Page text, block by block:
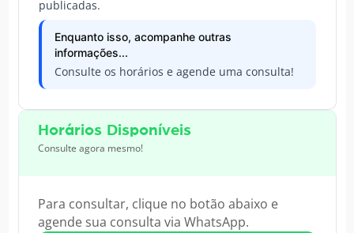
publicadas.
Enquanto isso, acompanhe outras
informações...
Consulte os horários e agende uma consulta!
Horários Disponíveis
Consulte agora mesmo!
Para consultar, clique no botão abaixo e
agende sua consulta via WhatsApp.